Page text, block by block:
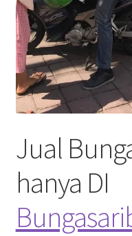
Jual
hanya DI